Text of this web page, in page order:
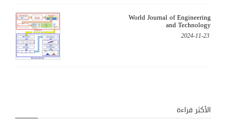
World Journal of Engineering
and Technology
2024-11-23
الأكثر قراءة